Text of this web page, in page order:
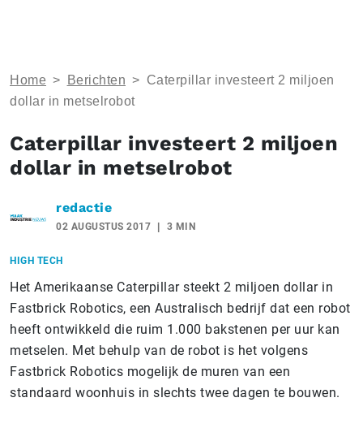
Home > Berichten > Caterpillar investeert 2 miljoen
dollar in metselrobot
Caterpillar investeert 2 miljoen
dollar in metselrobot
redactie
02 AUGUSTUS 2017 3 MIN
HIGH TECH
Het Amerikaanse Caterpillar steekt 2 miljoen dollar in
Fastbrick Robotics, een Australisch bedrijf dat een robot
heeft ontwikkeld die ruim 1.000 bakstenen per uur kan
metselen. Met behulp van de robot is het volgens
Fastbrick Robotics mogelijk de muren van een
standaard woonhuis in slechts twee dagen te bouwen.